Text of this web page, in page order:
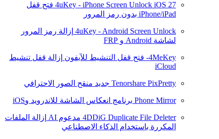
4uKey - iPhone Screen Unlock iOS 27
فتح قفل
iPhone/iPad بدون رمز المرور
4uKey - Android Screen Unlock إزالة رمز المرور
لشاشة Android و FRP
4MeKey- فتح قفل التنشيط للآيفون
إزالة قفل تنشيط
iCloud
Tenorshare PixPretty جديد منقح الصور الاحترافي
Phone Mirror برنامج انعكاس الشاشة للاندرويد وiOS
4DDiG Duplicate File Deleter مدعوم AI
إزالة الملفات
المكررة باستخدام الذكاء الاصطناعي